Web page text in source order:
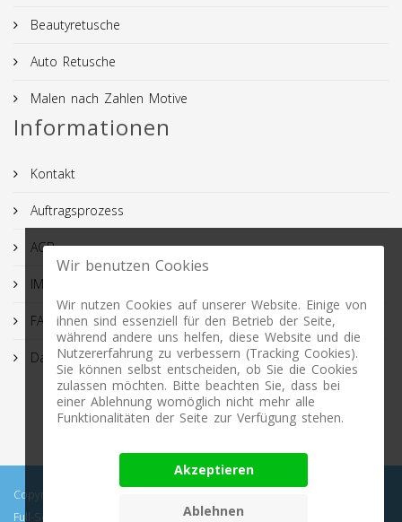
Beautyretusche
Auto Retusche
Malen nach Zahlen Motive
Informationen
Kontakt
Auftragsprozess
AGB
IMPRESSUM
FAQ
Datenschutz
Copyright © 2026 Profimasking.de. All rights reserved. Profimasking -
Full-Service Lösungen: Bild Freisteller, Retuschen, Bildbearbeitung,
Wir benutzen Cookies
Wir nutzen Cookies auf unserer Website. Einige von
ihnen sind essenziell für den Betrieb der Seite,
während andere uns helfen, diese Website und die
Nutzererfahrung zu verbessern (Tracking Cookies).
Sie können selbst entscheiden, ob Sie die Cookies
zulassen möchten. Bitte beachten Sie, dass bei
einer Ablehnung womöglich nicht mehr alle
Funktionalitäten der Seite zur Verfügung stehen.
Akzeptieren
Ablehnen